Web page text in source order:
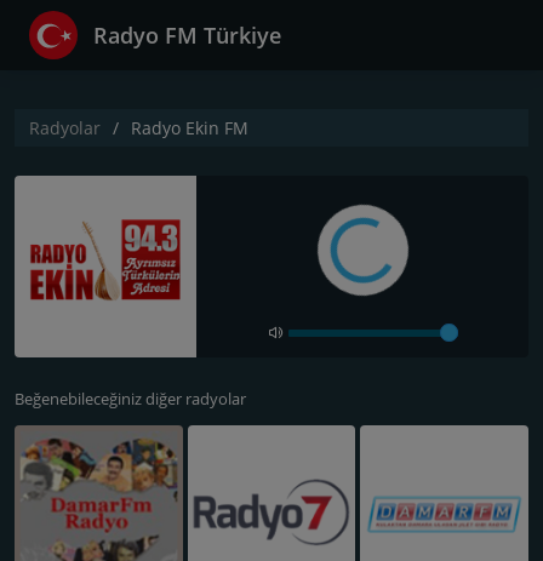
Radyo FM Türkiye
Radyolar Radyo Ekin FM
Beğenebileceğiniz diğer radyolar